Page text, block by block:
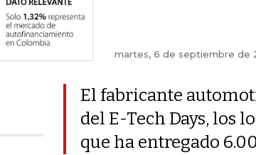
martes, 6 de septiembre de
El fabricante
del E-Tech Days, los
que ha entregado